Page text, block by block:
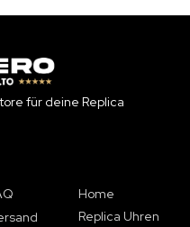
für deine Replica
Home
Replica Uhren